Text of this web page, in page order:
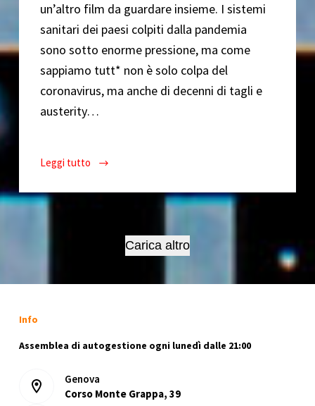
un’altro film da guardare insieme. I sistemi
sanitari dei paesi colpiti dalla pandemia
sono sotto enorme pressione, ma come
sappiamo tutt* non è solo colpa del
coronavirus, ma anche di decenni di tagli e
austerity…
Leggi tutto
CinePop
Coronavirus
The
’45,
Carica altro
Info
Assemblea di autogestione ogni lunedì dalle 21:00
Genova
Corso Monte Grappa, 39